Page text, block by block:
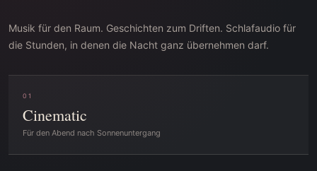
Musik für den Raum. Geschichten zum Driften. Schlafaudio für
die Stunden, in denen die Nacht ganz übernehmen darf.
01
Cinematic
Für den Abend nach Sonnenuntergang